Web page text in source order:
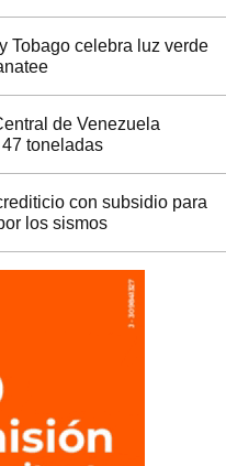
Tobago celebra luz verde
de Venezuela
toneladas
con subsidio para
los sismos